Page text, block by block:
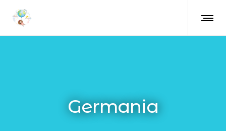
Germania